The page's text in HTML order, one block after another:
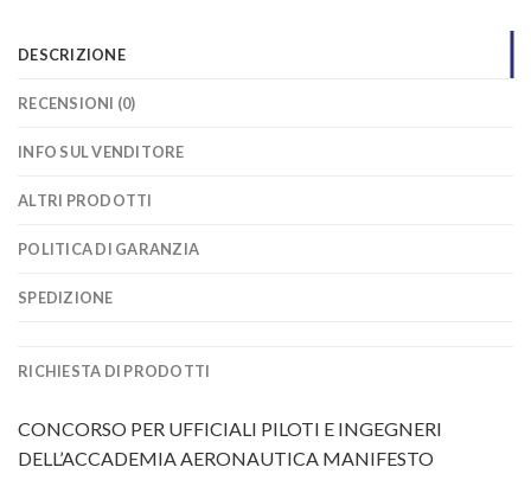
DESCRIZIONE
RECENSIONI (0)
INFO SUL VENDITORE
ALTRI PRODOTTI
POLITICA DI GARANZIA
SPEDIZIONE
RICHIESTA DI PRODOTTI
CONCORSO PER UFFICIALI PILOTI E INGEGNERI
DELL’ACCADEMIA AERONAUTICA MANIFESTO